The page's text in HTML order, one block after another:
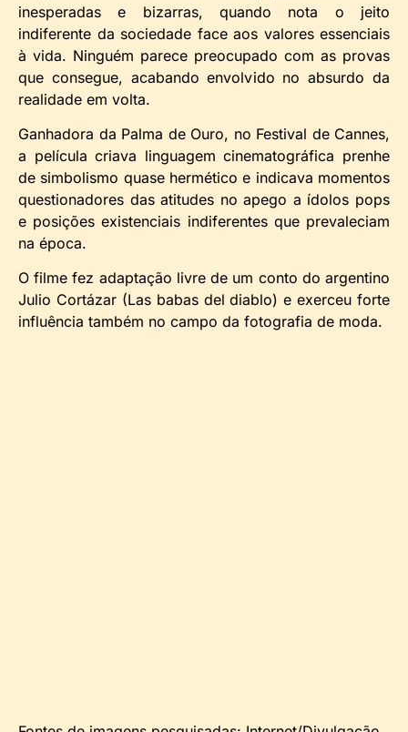
inesperadas e bizarras, quando nota o jeito
indiferente da sociedade face aos valores essenciais
à vida. Ninguém parece preocupado com as provas
que consegue, acabando envolvido no absurdo da
realidade em volta.
Ganhadora da Palma de Ouro, no Festival de Cannes,
a película criava linguagem cinematográfica prenhe
de simbolismo quase hermético e indicava momentos
questionadores das atitudes no apego a ídolos pops
e posições existenciais indiferentes que prevaleciam
na época.
O filme fez adaptação livre de um conto do argentino
Julio Cortázar (Las babas del diablo) e exerceu forte
influência também no campo da fotografia de moda.